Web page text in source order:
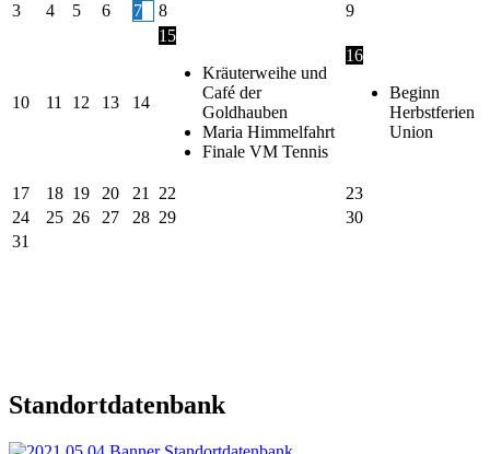
3
4 5 6 7 8 9
10 11 12 13 14
15
Kräuterweihe und
Café der
Goldhauben
Maria Himmelfahrt
Finale VM Tennis
16
Beginn
Herbstferien
Union
17 18 19 20 21 22
23
24
25 26 27 28 29
30
31
Standortdatenbank